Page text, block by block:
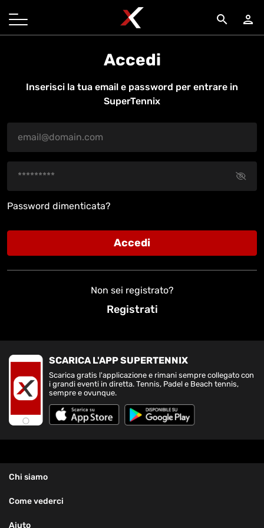
search person
Accedi
Inserisci la tua email e password per entrare in
SuperTennix
Password dimenticata?
Accedi
Non sei registrato?
Registrati
SCARICA L'APP SUPERTENNIX
Scarica gratis l'applicazione e rimani sempre collegato con
i grandi eventi in diretta. Tennis, Padel e Beach tennis,
sempre e ovunque.
Chi siamo
Come vederci
Aiuto